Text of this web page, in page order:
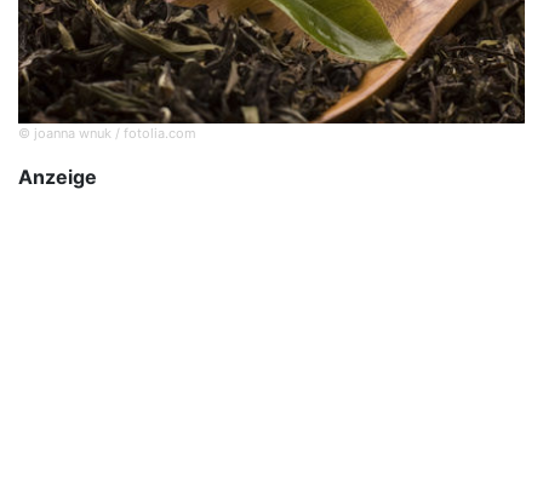
© joanna wnuk / fotolia.com
Anzeige